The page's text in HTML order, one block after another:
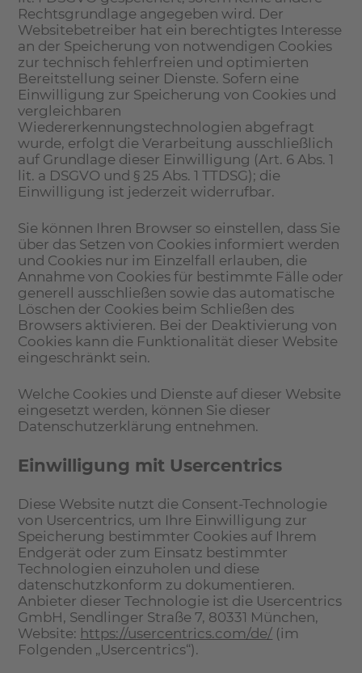
Rechtsgrundlage angegeben wird. Der
Websitebetreiber hat ein berechtigtes Interesse
an der Speicherung von notwendigen Cookies
zur technisch fehlerfreien und optimierten
Bereitstellung seiner Dienste. Sofern eine
Einwilligung zur Speicherung von Cookies und
vergleichbaren
Wiedererkennungstechnologien abgefragt
wurde, erfolgt die Verarbeitung ausschließlich
auf Grundlage dieser Einwilligung (Art. 6 Abs. 1
lit. a DSGVO und § 25 Abs. 1 TTDSG); die
Einwilligung ist jederzeit widerrufbar.
Sie können Ihren Browser so einstellen, dass Sie
über das Setzen von Cookies informiert werden
und Cookies nur im Einzelfall erlauben, die
Annahme von Cookies für bestimmte Fälle oder
generell ausschließen sowie das automatische
Löschen der Cookies beim Schließen des
Browsers aktivieren. Bei der Deaktivierung von
Cookies kann die Funktionalität dieser Website
eingeschränkt sein.
Welche Cookies und Dienste auf dieser Website
eingesetzt werden, können Sie dieser
Datenschutzerklärung entnehmen.
Einwilligung mit Usercentrics
Diese Website nutzt die Consent-Technologie
von Usercentrics, um Ihre Einwilligung zur
Speicherung bestimmter Cookies auf Ihrem
Endgerät oder zum Einsatz bestimmter
Technologien einzuholen und diese
datenschutzkonform zu dokumentieren.
Anbieter dieser Technologie ist die Usercentrics
GmbH, Sendlinger Straße 7, 80331 München,
Website: https://usercentrics.com/de/ (im
Folgenden „Usercentrics“).